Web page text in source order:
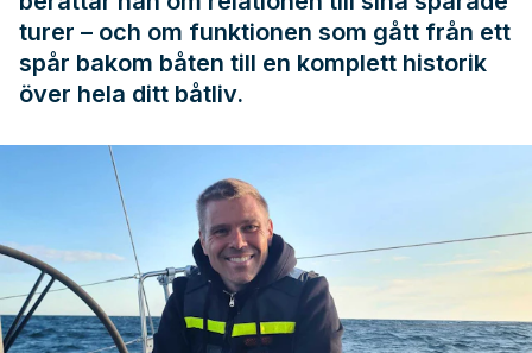
turer – och om funktionen som gått från ett
spår bakom båten till en komplett historik
över hela ditt båtliv.